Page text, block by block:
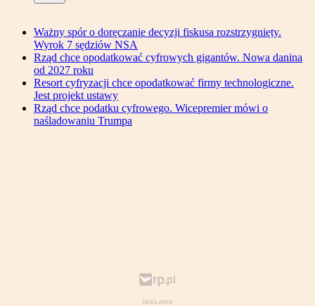
Ważny spór o doręczanie decyzji fiskusa rozstrzygnięty.
Wyrok 7 sędziów NSA
Rząd chce opodatkować cyfrowych gigantów. Nowa danina
od 2027 roku
Resort cyfryzacji chce opodatkować firmy technologiczne.
Jest projekt ustawy
Rząd chce podatku cyfrowego. Wicepremier mówi o
naśladowaniu Trumpa